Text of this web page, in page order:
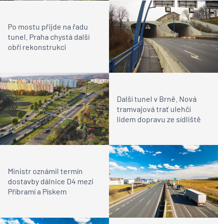
Po mostu přijde na řadu
tunel. Praha chystá další
obří rekonstrukci
Další tunel v Brně. Nová
tramvajová trať ulehčí
lidem dopravu ze sídliště
Ministr oznámil termín
dostavby dálnice D4 mezi
Příbramí a Pískem